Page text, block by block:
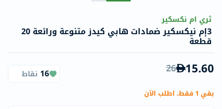
ثري ام نكسكير
3إم نيكسكير ضمادات هابي كيدز متنوعة ورائعة 20
قطعة
15.60
26
16 نقاط
بقي 1 فقط، اطلب الآن